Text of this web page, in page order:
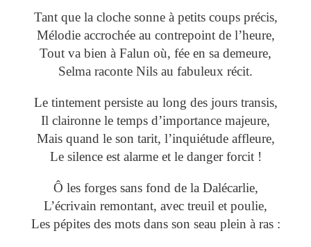
Tant que la cloche sonne à petits coups précis,
Mélodie accrochée au contrepoint de l’heure,
Tout va bien à Falun où, fée en sa demeure,
Selma raconte Nils au fabuleux récit.
Le tintement persiste au long des jours transis,
Il claironne le temps d’importance majeure,
Mais quand le son tarit, l’inquiétude affleure,
Le silence est alarme et le danger forcit !
Ô les forges sans fond de la Dalécarlie,
L’écrivain remontant, avec treuil et poulie,
Les pépites des mots dans son seau plein à ras :